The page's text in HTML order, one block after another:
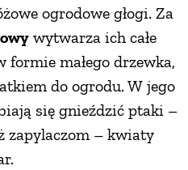
ogrodowe głogi. Za
wytwarza ich całe
formie małego drzewka,
do ogrodu. W jego
się gnieździć ptaki –
zapylaczom – kwiaty